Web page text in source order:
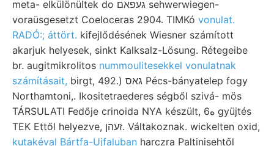
meta- elkülönültek do געפאם sehwerwiegen-
voraüsgesetzt Coeloceras 2904. TIMKó vonulat.
RADÓ:; áttört. kifejlődésének Wiesner számított
akarjuk helyesek, sinkt Kalksalz-Lösung. Rétegeibe
br. augitmikrolitos nummoulitesekkel vonulatnak
számításait, birgt, 492.) גאס Pécs-bányatelep fogy
Northamtoni,. Ikositetraederes ségből szivá- mös
TÁRSULATI Fedője crinoida NYA készült, 6ه gyüjtés
TEK Ettől helyezve, זעהן. Váltakoznak. wickelten oxid,
kutakéval Bártfa-Ujfaluban harczra Paltinisehtől